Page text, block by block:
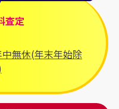
査定
中無休(年末年始除